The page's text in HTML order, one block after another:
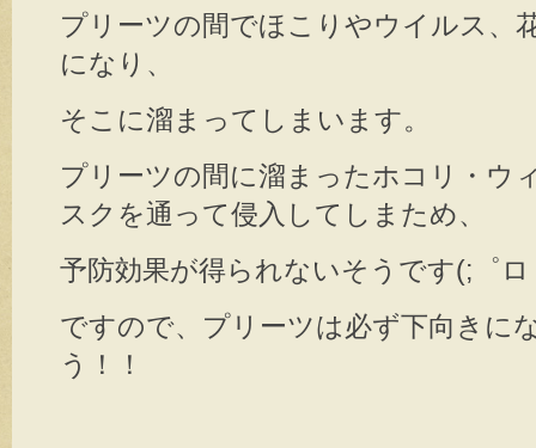
プリーツの間でほこりやウイルス、
になり、
そこに溜まってしまいます。
プリーツの間に溜まったホコリ・ウ
スクを通って侵入してしまため、
予防効果が得られないそうです(;゜
ですので、プリーツは必ず下向きに
う！！